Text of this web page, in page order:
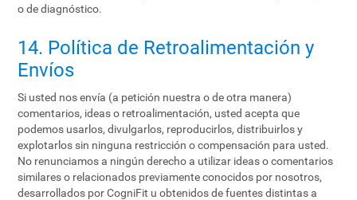
o de diagnóstico.
14. Política de Retroalimentación y
Envíos
Si usted nos envía (a petición nuestra o de otra manera)
comentarios, ideas o retroalimentación, usted acepta que
podemos usarlos, divulgarlos, reproducirlos, distribuirlos y
explotarlos sin ninguna restricción o compensación para usted.
No renunciamos a ningún derecho a utilizar ideas o comentarios
similares o relacionados previamente conocidos por nosotros,
desarrollados por CogniFit u obtenidos de fuentes distintas a